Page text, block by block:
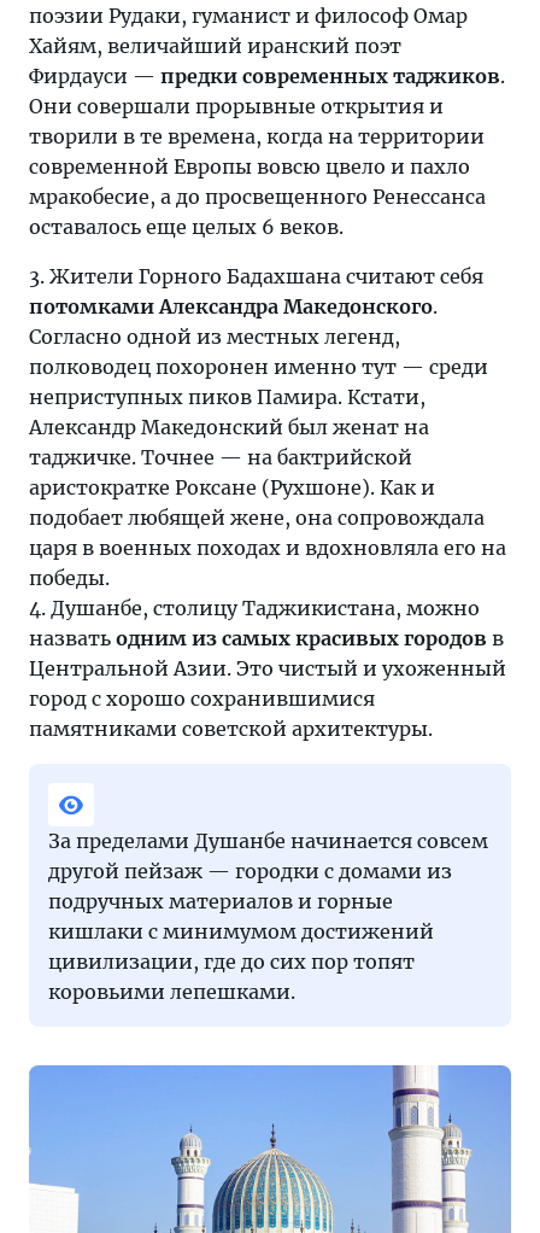
поэзии Рудаки, гуманист и философ Омар
Хайям, величайший иранский поэт
Фирдауси — предки современных таджиков.
Они совершали прорывные открытия и
творили в те времена, когда на территории
современной Европы вовсю цвело и пахло
мракобесие, а до просвещенного Ренессанса
оставалось еще целых 6 веков.
3. Жители Горного Бадахшана считают себя
потомками Александра Македонского.
Согласно одной из местных легенд,
полководец похоронен именно тут — среди
неприступных пиков Памира. Кстати,
Александр Македонский был женат на
таджичке. Точнее — на бактрийской
аристократке Роксане (Рухшоне). Как и
подобает любящей жене, она сопровождала
царя в военных походах и вдохновляла его на
победы.
4. Душанбе, столицу Таджикистана, можно
назвать одним из самых красивых городов в
Центральной Азии. Это чистый и ухоженный
город с хорошо сохранившимися
памятниками советской архитектуры.
За пределами Душанбе начинается совсем
другой пейзаж — городки с домами из
подручных материалов и горные
кишлаки с минимумом достижений
цивилизации, где до сих пор топят
коровьими лепешками.